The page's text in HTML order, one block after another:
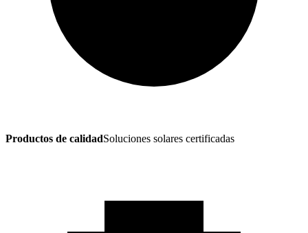
Productos de calidadSoluciones solares certificadas